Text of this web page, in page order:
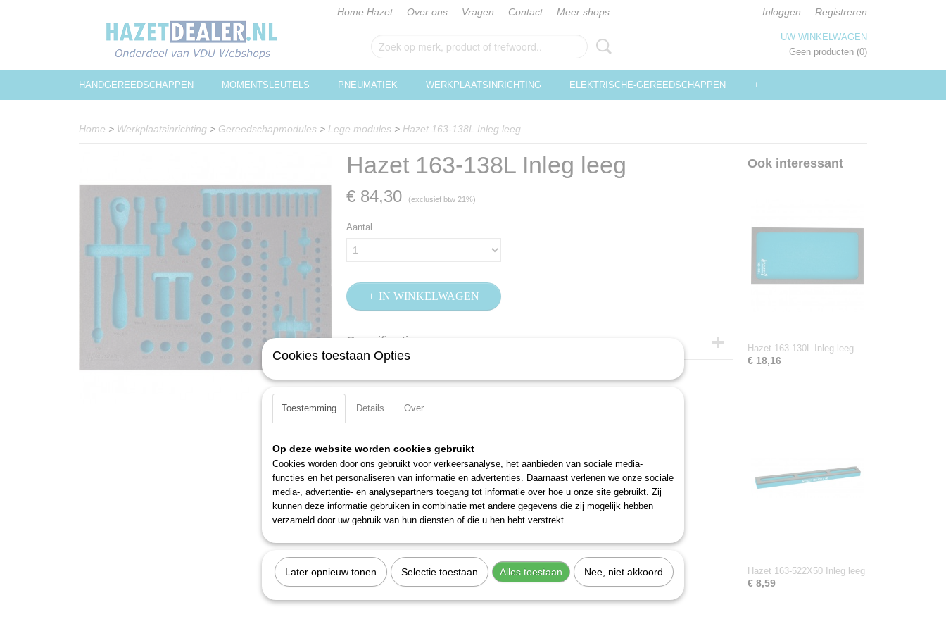
Home Hazet Over ons Vragen Contact Meer shops Inloggen Registreren
UW WINKELWAGEN
Geen producten (0)
HANDGEREEDSCHAPPEN MOMENTSLEUTELS PNEUMATIEK WERKPLAATSINRICHTING ELEKTRISCHE-GEREEDSCHAPPEN +
Home > Werkplaatsinrichting > Gereedschapmodules > Lege modules > Hazet 163-138L Inleg leeg
Hazet 163-138L Inleg leeg
€ 84,30 (exclusief btw 21%)
Aantal
IN WINKELWAGEN
Specificaties
Productcode
EAN code
4000896151516
Ook interessant
Hazet 163-130L Inleg leeg
€ 18,16
Hazet 163-522X50 Inleg leeg
€ 8,59
Cookies toestaan Opties
Toestemming Details Over
Op deze website worden cookies gebruikt
Cookies worden door ons gebruikt voor verkeersanalyse, het aanbieden van sociale media-
functies en het personaliseren van informatie en advertenties. Daarnaast verlenen we onze sociale
media-, advertentie- en analysepartners toegang tot informatie over hoe u onze site gebruikt. Zij
kunnen deze informatie gebruiken in combinatie met andere gegevens die zij mogelijk hebben
verzameld door uw gebruik van hun diensten of die u hen hebt verstrekt.
Later opnieuw tonen Selectie toestaan Alles toestaan Nee, niet akkoord